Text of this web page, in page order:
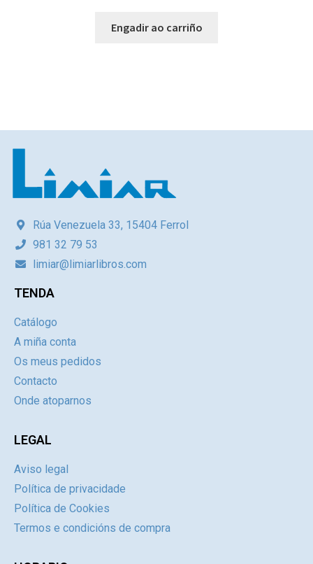
Engadir ao carriño
Rúa Venezuela 33, 15404 Ferrol
981 32 79 53
limiar@limiarlibros.com
TENDA
Catálogo
A miña conta
Os meus pedidos
Contacto
Onde atoparnos
LEGAL
Aviso legal
Política de privacidade
Política de Cookies
Termos e condicións de compra